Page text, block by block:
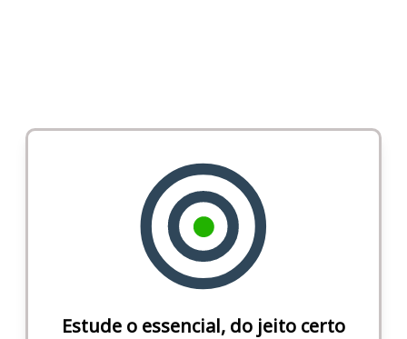
Estude o essencial, do jeito certo